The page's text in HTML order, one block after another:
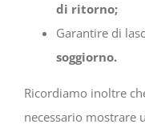
di ritorno;
Garantire di
soggiorno.
Ricordiamo inoltre
necessario mostrare